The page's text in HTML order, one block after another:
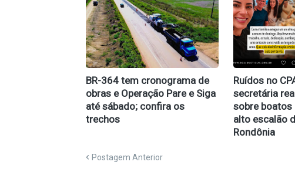
BR-364 tem cronograma de
obras e Operação Pare e Siga
até sábado; confira os
trechos
Ruídos no
secretária
sobre boatos
alto escalão
Rondônia
Postagem Anterior